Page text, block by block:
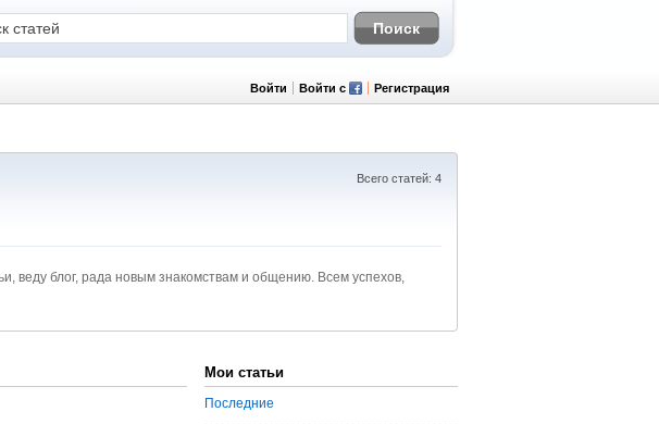
Войти Войти с Регистрация
Всего статей: 4
веду блог, рада новым знакомствам и общению. Всем успехов,
Мои статьи
Последние